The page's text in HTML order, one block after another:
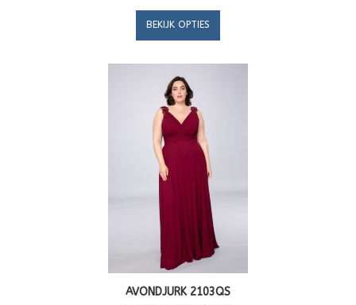
BEKIJK OPTIES
AVONDJURK 2103QS